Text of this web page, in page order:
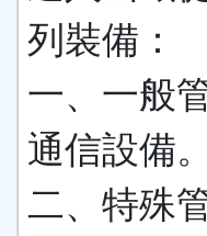
列裝備：
一、一般
通信設備。
二、特殊